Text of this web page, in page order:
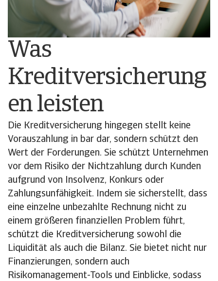
Was
Kreditversicherung
en leisten
Die Kreditversicherung hingegen stellt keine
Vorauszahlung in bar dar, sondern schützt den
Wert der Forderungen. Sie schützt Unternehmen
vor dem Risiko der Nichtzahlung durch Kunden
aufgrund von Insolvenz, Konkurs oder
Zahlungsunfähigkeit. Indem sie sicherstellt, dass
eine einzelne unbezahlte Rechnung nicht zu
einem größeren finanziellen Problem führt,
schützt die Kreditversicherung sowohl die
Liquidität als auch die Bilanz. Sie bietet nicht nur
Finanzierungen, sondern auch
Risikomanagement-Tools und Einblicke, sodass